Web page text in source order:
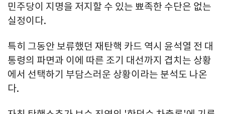
민주당이 지명을 저지할 수 있는 뾰족한 수단은 없는
실정이다.
특히 그동안 보류했던 재탄핵 카드 역시 윤석열 전 대
통령의 파면과 이에 따른 조기 대선까지 겹치는 상황
에서 선택하기 부담스러운 상황이라는 분석도 나온
다.